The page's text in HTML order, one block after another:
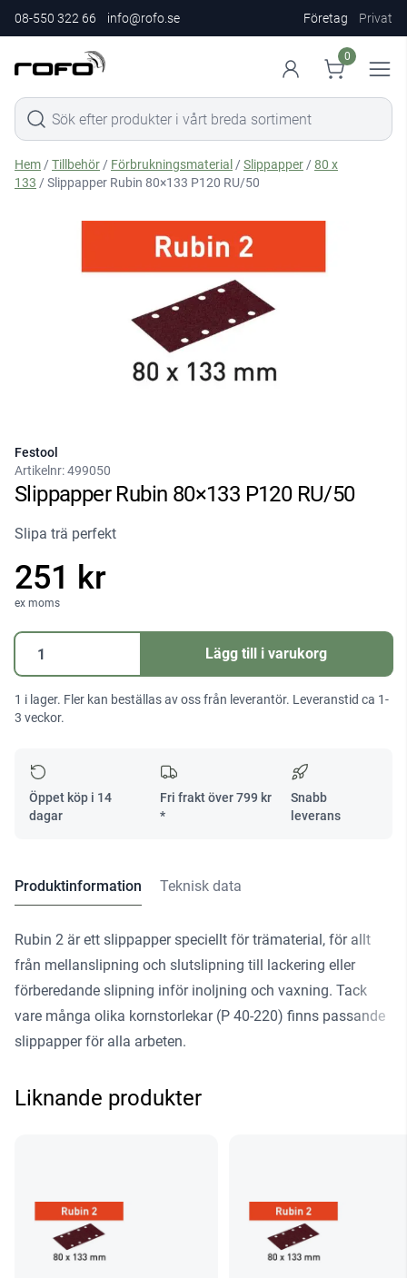
08-550 322 66 info@rofo.se Företag Privat
0
Hem /Tillbehör / Förbrukningsmaterial /Slippapper /80 x
133 / Slippapper Rubin 80×133 P120 RU/50
Festool
Artikelnr:499050
Slippapper Rubin 80×133 P120 RU/50
Slipa trä perfekt
251 kr
ex moms
Slippapper
Rubin
P120
Lägg till i varukorg
1 i lager. Fler kan beställas av oss från leverantör. Leveranstid ca 1-
3 veckor.
Öppet köp i 14
dagar
Fri frakt över799 kr
*
Snabb
leverans
Produktinformation Teknisk data
Rubin 2 är ett slippapper speciellt för trämaterial, för allt
från mellanslipning och slutslipning till lackering eller
förberedande slipning inför inoljning och vaxning. Tack
vare många olika kornstorlekar (P 40-220) finns passande
slippapper för alla arbeten.
Liknande produkter